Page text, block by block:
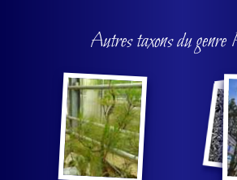
Autres taxons du genre